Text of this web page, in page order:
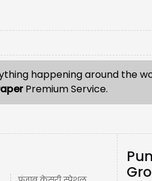
happening around the
Premium Service.